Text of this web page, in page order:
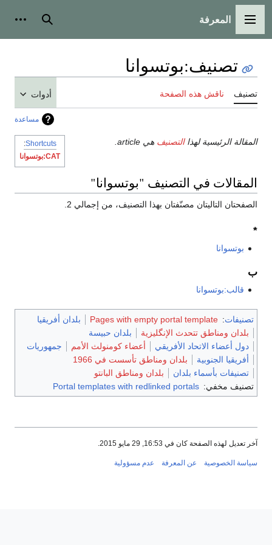
القائمة الرئيسية
المعرفة بحث
تصنيف:بوتسوانا
تصنيف ناقش هذه الصفحة أدوات
مساعدة
Shortcuts
:
CAT:بوتسوانا
المقالة الرئيسية لهذاالتصنيف هي article.
المقالات في التصنيف "بوتسوانا"
الصفحتان التاليتان مصنّفتان بهذا التصنيف، من إجمالي 2.
*
بوتسوانا
ب
قالب:بوتسوانا
تصنيفات:
Pages with empty portal template
بلدان أفريقيا
بلدان ومناطق تتحدث الإنگليزية
بلدان حبيسة
دول أعضاء الاتحاد الأفريقي
أعضاء كومنولث الأمم
جمهوريات
أفريقيا الجنوبية
بلدان ومناطق تأسست في 1966
تصنيفات بأسماء بلدان
بلدان ومناطق البانتو
تصنيف مخفي: Portal templates with redlinked portals
آخر تعديل لهذه الصفحة كان في 16:53, 29 مايو 2015.
سياسة الخصوصية عن المعرفة عدم مسؤولية